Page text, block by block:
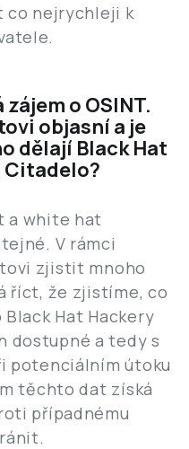
co nejrychleji k
o OSINT.
objasní a je
dělají Black Hat
Citadelo?
a white hat
V rámci
zjistit mnoho
říct, že zjistíme, co
Hat Hackery
dostupné a tedy s
potenciálním útoku
těchto dat získá
případnému